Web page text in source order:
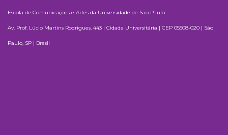
Escola de Comunicações e Artes da Universidade de São Paulo
Av. Prof. Lúcio Martins Rodrigues, 443 | Cidade Universitária | CEP 05508-020 | São
Paulo, SP | Brasil